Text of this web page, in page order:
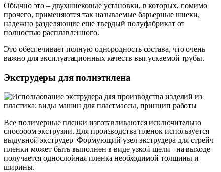
Обычно это – двухшнековые установки, в которых, помимо
прочего, применяются так называемые барьерные шнеки,
надежно разделяющие еще твердый полуфабрикат от
полностью расплавленного.
Это обеспечивает полную однородность состава, что очень
важно для эксплуатационных качеств выпускаемой трубы.
Экструдеры для полиэтилена
Все полимерные пленки изготавливаются исключительно
способом экструзии. Для производства плёнок используется
выдувной экструдер. Формующий узел экструдера для стрейч
пленки может быть выполнен в виде узкой щели –на выходе
получается однослойная пленка необходимой толщины и
ширины.